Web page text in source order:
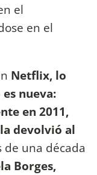
el
en el
Netflix, lo
nueva:
en 2011,
devolvió al
de una década
Borges,